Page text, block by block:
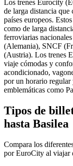
Los trenes Eurocity
de larga distancia que
países europeos.
como de larga
ferroviarias
(Alemania), SNCF
(Austria). Los trenes
viaje cómodas y
acondicionado,
por un horario regular
emblemáticas como
Tipos de
hasta Basilea
Compara los
por EuroCity al viajar